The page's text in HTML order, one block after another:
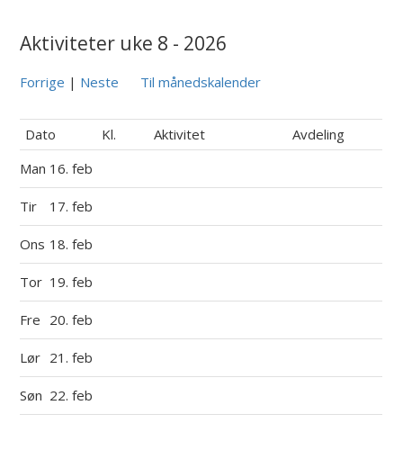
Aktiviteter uke 8 - 2026
Forrige | Neste Til månedskalender
Dato Kl. Aktivitet
Avdeling
Man 16. feb
Tir 17. feb
Ons 18. feb
Tor 19. feb
Fre 20. feb
Lør 21. feb
Søn 22. feb